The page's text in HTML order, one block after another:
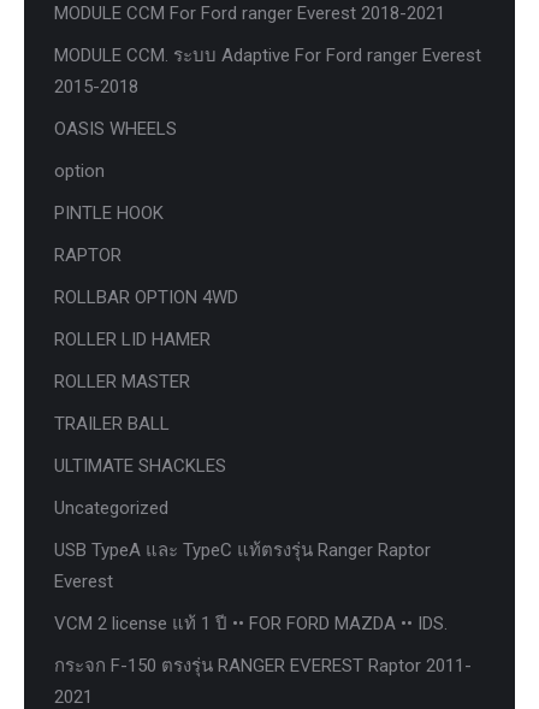
MODULE CCM For Ford ranger Everest 2018-2021
MODULE CCM. ระบบ Adaptive For Ford ranger Everest
2015-2018
OASIS WHEELS
option
PINTLE HOOK
RAPTOR
ROLLBAR OPTION 4WD
ROLLER LID HAMER
ROLLER MASTER
TRAILER BALL
ULTIMATE SHACKLES
Uncategorized
USB TypeA และ TypeC แท้ตรงรุ่น Ranger Raptor
Everest
VCM 2 license แท้ 1 ปี •• FOR FORD MAZDA •• IDS.
กระจก F-150 ตรงรุ่น RANGER EVEREST Raptor 2011-
2021